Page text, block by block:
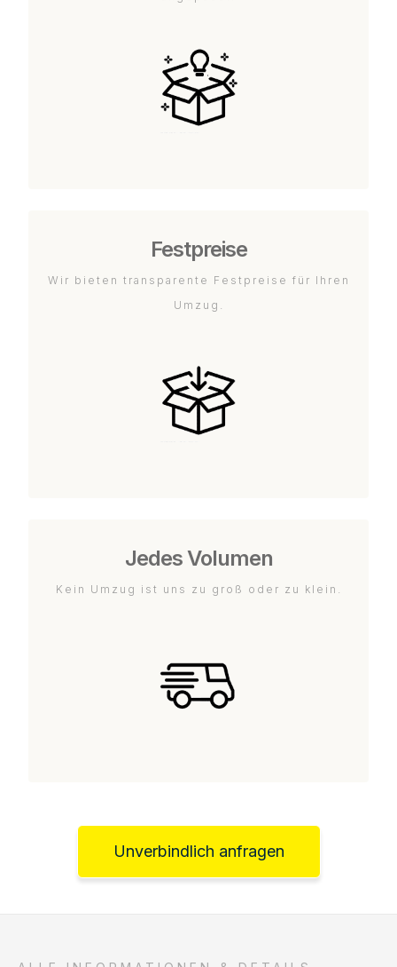
Festpreise
Wir bieten transparente Festpreise für Ihren
Umzug.
Jedes Volumen
Kein Umzug ist uns zu groß oder zu klein.
Unverbindlich anfragen